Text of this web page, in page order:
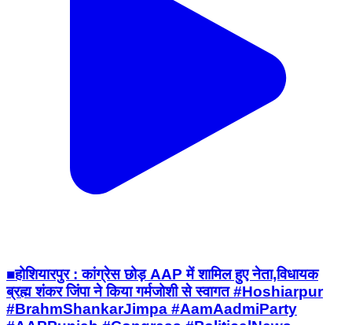
■होशियारपुर : कांग्रेस छोड़ AAP में शामिल हुए नेता,विधायक
ब्रह्म शंकर जिंपा ने किया गर्मजोशी से स्वागत #Hoshiarpur
#BrahmShankarJimpa #AamAadmiParty